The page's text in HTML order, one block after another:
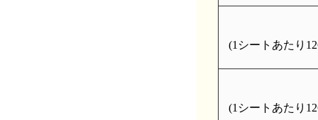
(1シートあたり
(1シートあたり